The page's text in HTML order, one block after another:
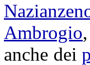
Ambrogio
anche dei